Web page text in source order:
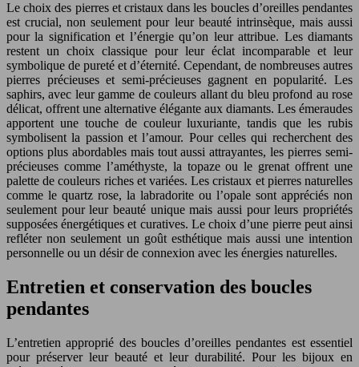
Le choix des pierres et cristaux dans les boucles d’oreilles pendantes
est crucial, non seulement pour leur beauté intrinsèque, mais aussi
pour la signification et l’énergie qu’on leur attribue. Les diamants
restent un choix classique pour leur éclat incomparable et leur
symbolique de pureté et d’éternité. Cependant, de nombreuses autres
pierres précieuses et semi-précieuses gagnent en popularité. Les
saphirs, avec leur gamme de couleurs allant du bleu profond au rose
délicat, offrent une alternative élégante aux diamants. Les émeraudes
apportent une touche de couleur luxuriante, tandis que les rubis
symbolisent la passion et l’amour. Pour celles qui recherchent des
options plus abordables mais tout aussi attrayantes, les pierres semi-
précieuses comme l’améthyste, la topaze ou le grenat offrent une
palette de couleurs riches et variées. Les cristaux et pierres naturelles
comme le quartz rose, la labradorite ou l’opale sont appréciés non
seulement pour leur beauté unique mais aussi pour leurs propriétés
supposées énergétiques et curatives. Le choix d’une pierre peut ainsi
refléter non seulement un goût esthétique mais aussi une intention
personnelle ou un désir de connexion avec les énergies naturelles.
Entretien et conservation des boucles
pendantes
L’entretien approprié des boucles d’oreilles pendantes est essentiel
pour préserver leur beauté et leur durabilité. Pour les bijoux en